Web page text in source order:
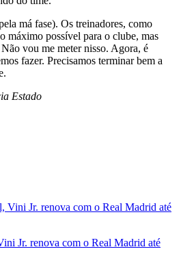
má fase). Os treinadores, como
máximo possível para o clube, mas
vou me meter nisso. Agora, é
fazer. Precisamos terminar bem a
Estado
Jr. renova com o Real Madrid até